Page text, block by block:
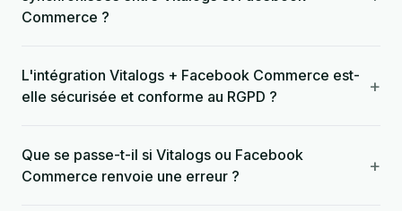
Commerce ?
L'intégration Vitalogs + Facebook Commerce est-
elle sécurisée et conforme au RGPD ?
+
Que se passe-t-il si Vitalogs ou Facebook
Commerce renvoie une erreur ?
+